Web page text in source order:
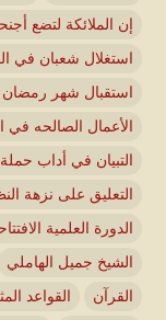
إن الملائكة لتضع
استغلال شعبان في
استقبال شهر رمضان
الأعمال الصالحه في العشر
التبيان في أداب
التعليق على نزهة
الدورة العلمية
الشيخ جميل الهاملي
القرآن
القواعد